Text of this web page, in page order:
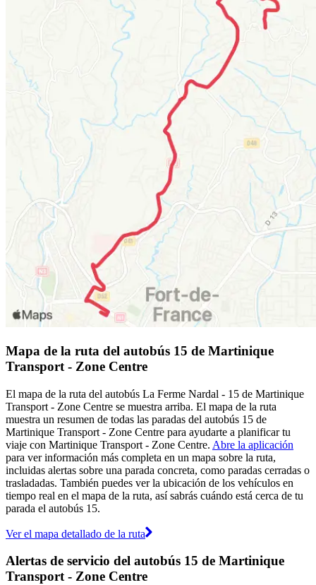
Mapa de la ruta del autobús 15 de Martinique
Transport - Zone Centre
El mapa de la ruta del autobús La Ferme Nardal - 15 de Martinique
Transport - Zone Centre se muestra arriba. El mapa de la ruta
muestra un resumen de todas las paradas del autobús 15 de
Martinique Transport - Zone Centre para ayudarte a planificar tu
viaje con Martinique Transport - Zone Centre. Abre la aplicación
para ver información más completa en un mapa sobre la ruta,
incluidas alertas sobre una parada concreta, como paradas cerradas o
trasladadas. También puedes ver la ubicación de los vehículos en
tiempo real en el mapa de la ruta, así sabrás cuándo está cerca de tu
parada el autobús 15.
Ver el mapa detallado de la ruta
Alertas de servicio del autobús 15 de Martinique
Transport - Zone Centre